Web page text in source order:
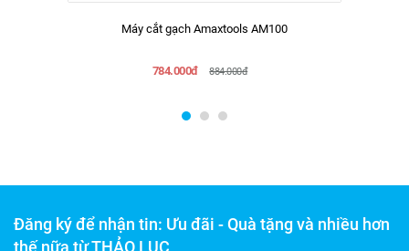
Máy cắt gạch Amaxtools AM100
784.000đ 884.000đ
Đăng ký để nhận tin: Ưu đãi - Quà tặng và nhiều hơn